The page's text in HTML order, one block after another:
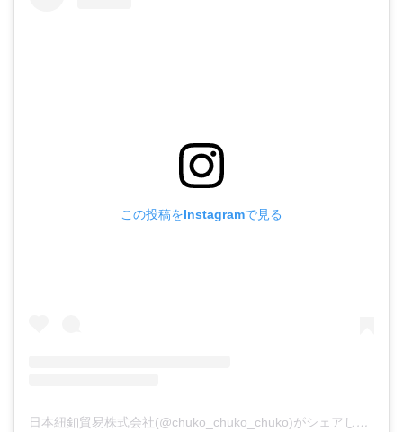
この投稿をInstagramで見る
日本紐釦貿易株式会社(@chuko_chuko_chuko)がシェアした投稿